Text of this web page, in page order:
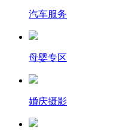
汽车服务
母婴专区
婚庆摄影